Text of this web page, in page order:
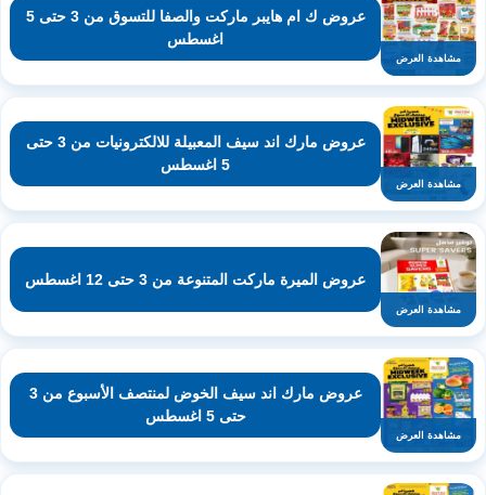
مشاهدة العرض
عروض ك ام هايبر ماركت والصفا للتسوق من 3 حتى 5
اغسطس
مشاهدة العرض
عروض مارك اند سيف المعبيلة للالكترونيات من 3 حتى
5 اغسطس
مشاهدة العرض
عروض الميرة ماركت المتنوعة من 3 حتى 12 اغسطس
مشاهدة العرض
عروض مارك اند سيف الخوض لمنتصف الأسبوع من 3
حتى 5 اغسطس